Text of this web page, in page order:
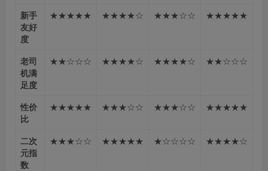
新手
友好
度
★★★★★ ★★★★☆ ★★★☆☆ ★★★★★
老司
机满
足度
★★☆☆☆ ★★★★☆ ★★★★☆ ★★☆☆☆
性价
比
★★★★★ ★★★☆☆ ★★★☆☆ ★★★★★
二次
元指
数
★★★☆☆ ★★★★★ ★☆☆☆☆ ★★★★☆